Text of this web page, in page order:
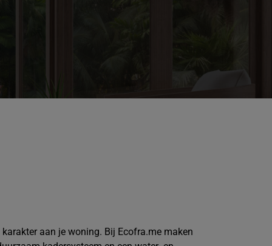
aan je woning. Bij Ecofra.me maken